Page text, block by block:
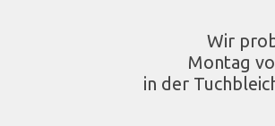
Wir
Montag
in der